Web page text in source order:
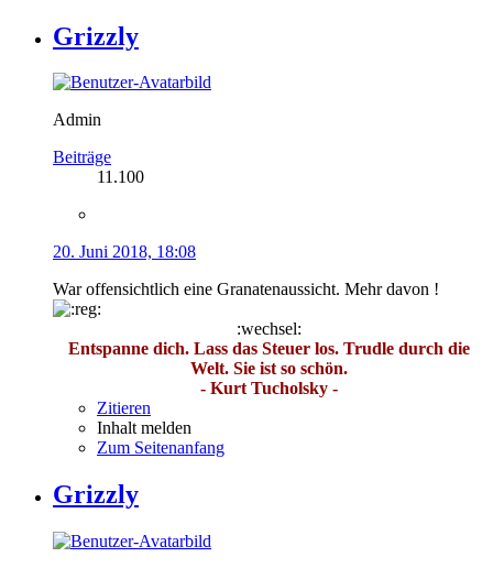
Grizzly
Admin
Beiträge
11.100
20. Juni 2018, 18:08
War offensichtlich eine Granatenaussicht. Mehr davon !
:wechsel:
Entspanne dich. Lass das Steuer los. Trudle durch die
Welt. Sie ist so schön.
- Kurt Tucholsky -
Zitieren
Inhalt melden
Zum Seitenanfang
Grizzly